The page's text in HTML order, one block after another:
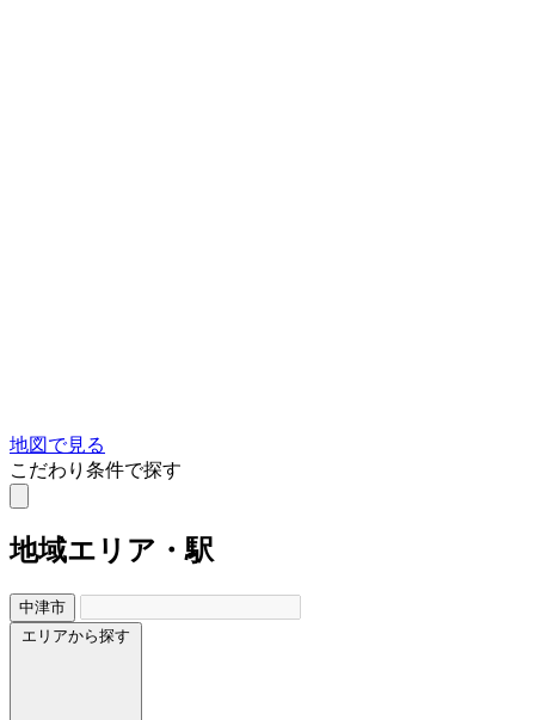
地図で見る
こだわり条件で探す
地域エリア・駅
中津市
エリアから探す